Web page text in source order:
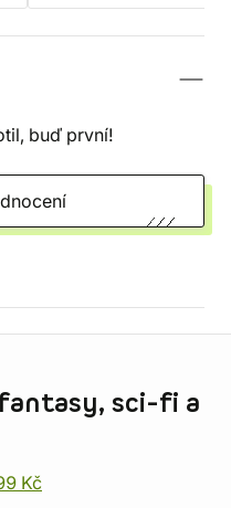
buď první!
sci-fi a
Kč